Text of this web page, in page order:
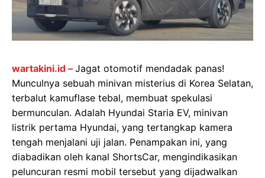
wartakini.id – Jagat otomotif mendadak panas!
Munculnya sebuah minivan misterius di Korea Selatan,
terbalut kamuflase tebal, membuat spekulasi
bermunculan. Adalah Hyundai Staria EV, minivan
listrik pertama Hyundai, yang tertangkap kamera
tengah menjalani uji jalan. Penampakan ini, yang
diabadikan oleh kanal ShortsCar, mengindikasikan
peluncuran resmi mobil tersebut yang dijadwalkan